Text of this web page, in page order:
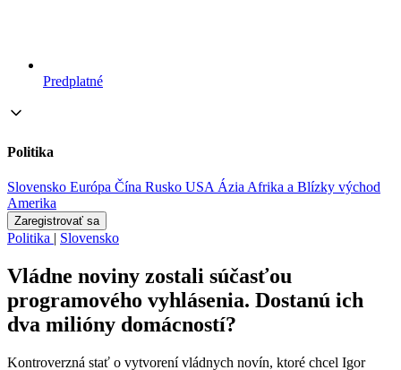
Predplatné
Politika
Slovensko Európa Čína Rusko USA ÁziaAfrika a Blízky východ
Amerika
Zaregistrovať sa
Politika | Slovensko
Vládne noviny zostali súčasťou
programového vyhlásenia. Dostanú ich
dva milióny domácností?
Kontroverzná stať o vytvorení vládnych novín, ktoré chcel Igor